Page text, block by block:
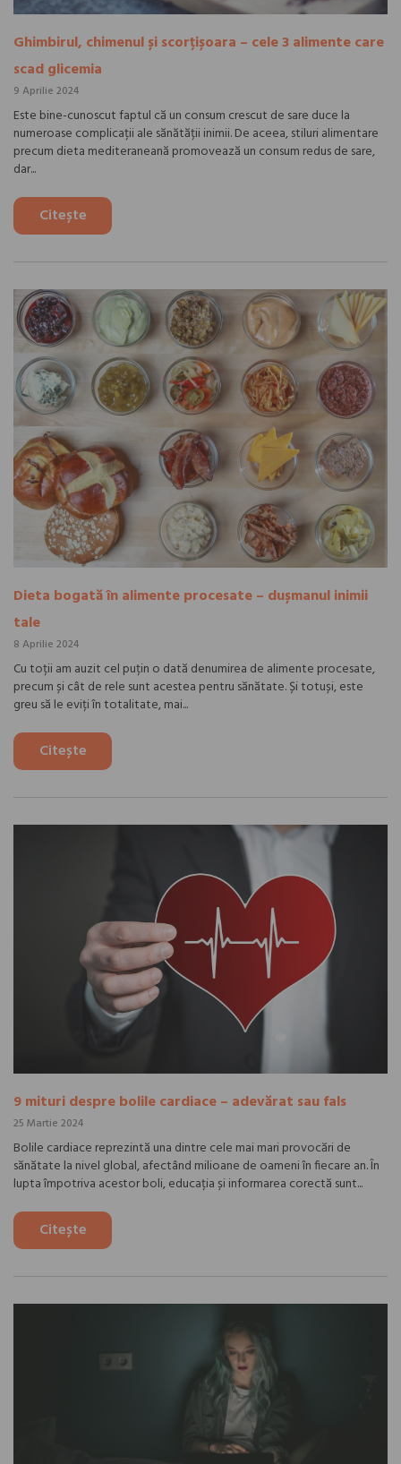
Ghimbirul, chimenul și scorțișoara – cele 3 alimente care
scad glicemia
9 Aprilie 2024
Este bine-cunoscut faptul că un consum crescut de sare duce la
numeroase complicații ale sănătății inimii. De aceea, stiluri alimentare
precum dieta mediteraneană promovează un consum redus de sare,
dar...
Citește
Dieta bogată în alimente procesate – dușmanul inimii
tale
8 Aprilie 2024
Cu toții am auzit cel puțin o dată denumirea de alimente procesate,
precum și cât de rele sunt acestea pentru sănătate. Și totuși, este
greu să le eviți în totalitate, mai...
Citește
9 mituri despre bolile cardiace – adevărat sau fals
25 Martie 2024
Bolile cardiace reprezintă una dintre cele mai mari provocări de
sănătate la nivel global, afectând milioane de oameni în fiecare an. În
lupta împotriva acestor boli, educația și informarea corectă sunt...
Citește